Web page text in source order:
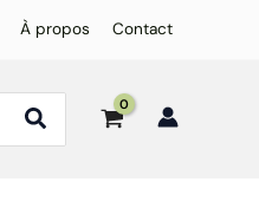
À propos Contact